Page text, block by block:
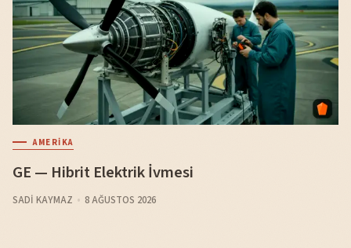
AMERIKA
GE — Hibrit Elektrik İvmesi
SADI KAYMAZ 8 AĞUSTOS 2026